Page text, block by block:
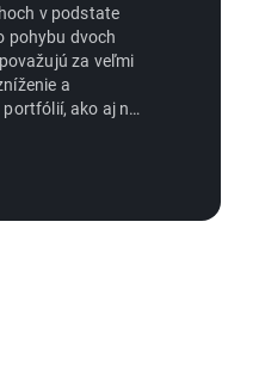
v podstate
pohybu dvoch
za veľmi
a
ako aj na